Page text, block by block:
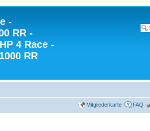
-
RR -
4 Race -
RR
Mitgliederkarte FAQ